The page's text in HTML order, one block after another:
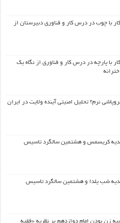
با چوب در درس کار و فناوری دبیرستان از
با پارچه در درس کار و فناوری از نگاه یک
نرم؟ تحلیل امنیتی آینده ولایت در ایران
کریسمس و هشتمین سالگرد تاسیس
شب یلدا و هشتمین سالگرد تاسیس
زن بودن امام دوازدهم بر نظریه «فقیه